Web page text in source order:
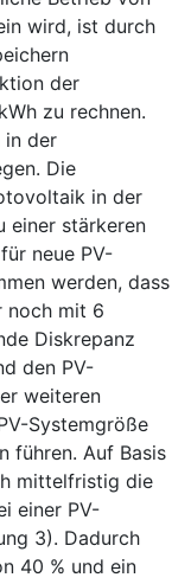
wird, ist durch
der
zu rechnen.
in der
Die
in der
einer stärkeren
neue PV-
werden, dass
noch mit 6
Diskrepanz
den PV-
weiteren
Systemgröße
führen. Auf Basis
mittelfristig die
einer PV-
3). Dadurch
40 % und ein